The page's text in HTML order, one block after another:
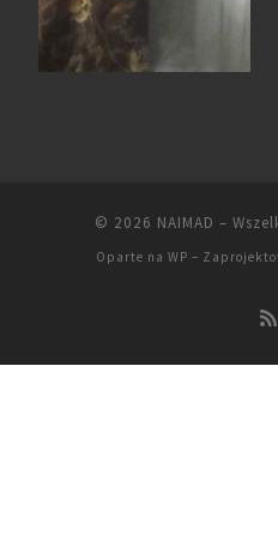
© 2026 NAIMAD –
Oparte na WP –